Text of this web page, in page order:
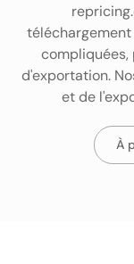
compliquées,
d'exportation.
et de
À